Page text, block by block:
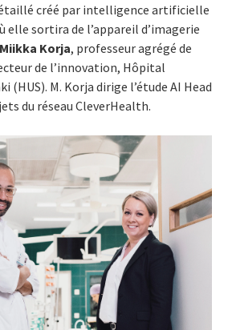
créé par intelligence artificielle
elle sortira de l’appareil d’imagerie
Miikka Korja, professeur agrégé de
de l’innovation, Hôpital
(HUS). M. Korja dirige l’étude AI Head
du réseau CleverHealth.